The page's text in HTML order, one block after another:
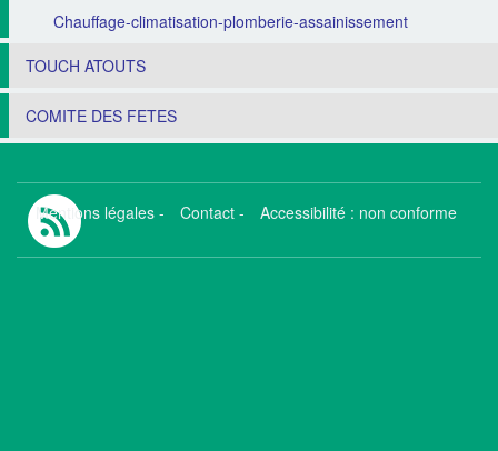
Chauffage-climatisation-plomberie-assainissement
TOUCH ATOUTS
COMITE DES FETES
Mentions légales - Contact - Accessibilité : non conforme